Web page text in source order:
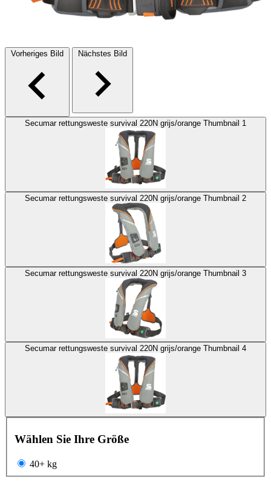
Vorheriges Bild Nächstes Bild
Secumar rettungsweste survival 220N grijs/orange Thumbnail 1
Secumar rettungsweste survival 220N grijs/orange Thumbnail 2
Secumar rettungsweste survival 220N grijs/orange Thumbnail 3
Secumar rettungsweste survival 220N grijs/orange Thumbnail 4
Wählen Sie Ihre Größe
40+ kg